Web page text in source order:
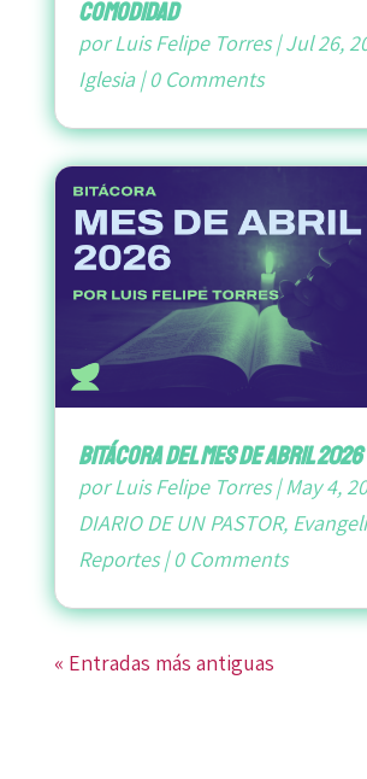
Comodidad
porLuis Felipe Torres|Jul 26,
Iglesia|0 Comments
bitácora del mes de abril 2026
porLuis Felipe Torres|May 4,
DIARIO DE UN PASTOR,
Reportes|0 Comments
« Entradas más antiguas